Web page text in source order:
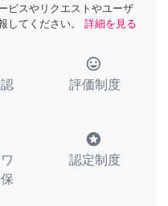
ビスやリクエストやユーザ
してください。
詳細を見る
tag_faces
評価制度
stars
認定制度